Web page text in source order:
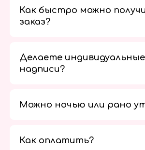
Как быстро можно
заказ?
Делаете индивидуальные
надписи?
Можно ночью или рано
Как оплатить?